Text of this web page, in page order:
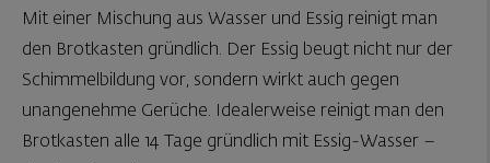
Mit einer Mischung aus Wasser und Essig reinigt man
den Brotkasten gründlich. Der Essig beugt nicht nur der
Schimmelbildung vor, sondern wirkt auch gegen
unangenehme Gerüche. Idealerweise reinigt man den
Brotkasten alle 14 Tage gründlich mit Essig-Wasser –